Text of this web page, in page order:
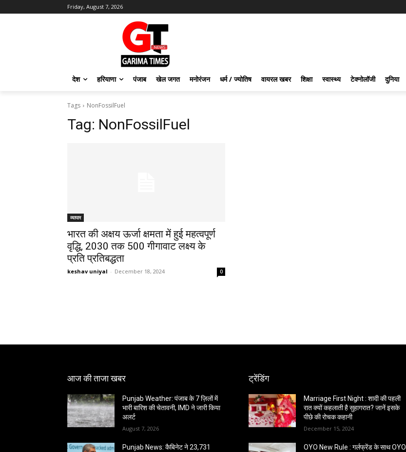
Friday, August 7, 2026
देश हरियाणा पंजाब खेल जगत मनोरंजन धर्म / ज्योतिष वायरल खबर शिक्षा स्वास्थ्य टेक्नोलॉजी दुनिया
Tags NonFossilFuel
Tag: NonFossilFuel
व्यापार
भारत की अक्षय ऊर्जा क्षमता में हुई महत्वपूर्ण
वृद्धि, 2030 तक 500 गीगावाट लक्ष्य के
प्रति प्रतिबद्धता
keshav uniyal - December 18, 2024 0
आज की ताजा खबर
Punjab Weather: पंजाब के 7 ज़िलों में
भारी बारिश की चेतावनी, IMD ने जारी किया
अलर्ट
August 7, 2026
Punjab News: कैबिनेट ने 23,731
ट्रेंडिंग
Marriage First Night : शादी की पहली
रात क्यों कहलाती है सुहागरात? जानें इसके
पीछे की रोचक कहानी
December 15, 2024
OYO New Rule : गर्लफ्रेंड के साथ OYO